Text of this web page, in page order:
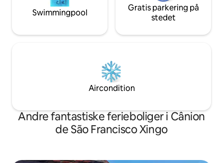
Swimmingpool
Gratis parkering på
stedet
Aircondition
Andre fantastiske ferieboliger i Cânion
de São Francisco Xingo